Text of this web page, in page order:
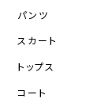
パンツ
スカート
トップス
コート